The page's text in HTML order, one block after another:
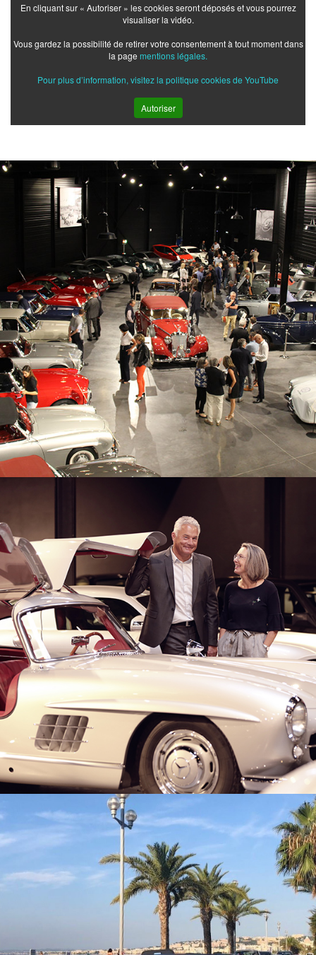
En cliquant sur « Autoriser » les cookies seront déposés et vous pourrez
visualiser la vidéo.
Vous gardez la possibilité de retirer votre consentement à tout moment dans
la page mentions légales.
Pour plus d’information, visitez la politique cookies de YouTube
Autoriser